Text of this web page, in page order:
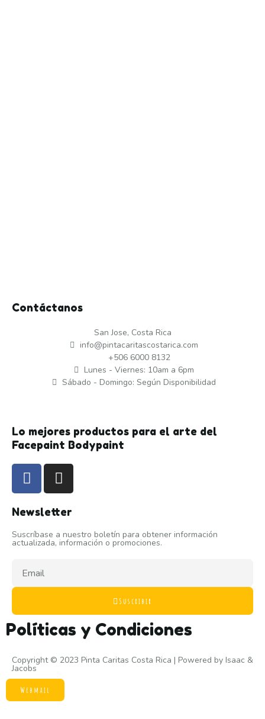
Contáctanos
San Jose, Costa Rica
info@pintacaritascostarica.com
+506 6000 8132
Lunes - Viernes: 10am a 6pm
Sábado - Domingo: Según Disponibilidad
Lo mejores productos para el arte del
Facepaint Bodypaint
Newsletter
Suscríbase a nuestro boletín para obtener información
actualizada, información o promociones.
Suscribir
Políticas y Condiciones
Copyright © 2023 Pinta Caritas Costa Rica | Powered by Isaac &
Jacobs
Webmail